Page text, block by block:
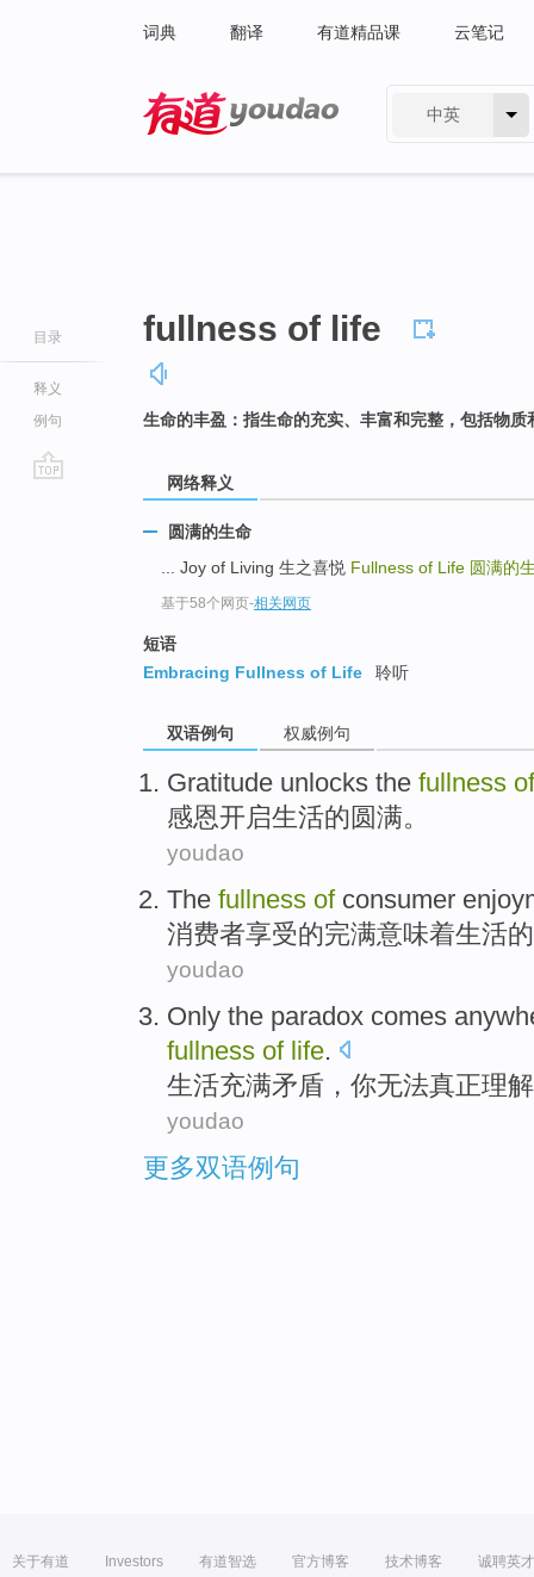
词典 翻译 有道精品课 云笔记
中英
目录
释义
例句
fullness of life
生命的丰盈：指生命的充实、丰富和完整，包括物
网络释义
圆满的生命
... Joy of Living 生之喜悦 Fullness of Life 圆满的
基于58个网页-相关网页
短语
Embracing Fullness of Life
聆听
双语例句 权威例句
Gratitude unlocks the fullness of
感恩开启生活的 圆满。
youdao
The fullness of consumer
消费者享受的完满意味着生活
youdao
Only the paradox comes
fullness of life.
生活充满矛盾 ， 你无法真正理解
youdao
更多双语例句
关于有道 Investors 有道智选 官方博客 技术博客 诚聘英才